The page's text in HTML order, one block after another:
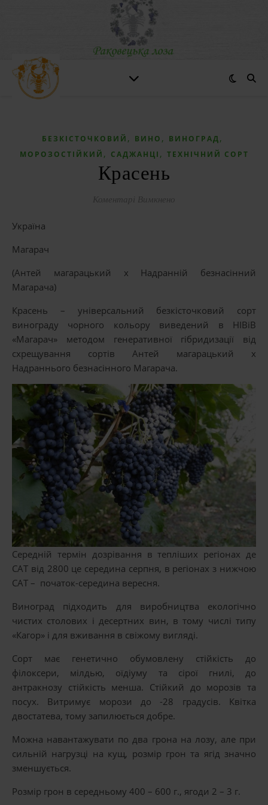
БЕЗКІСТОЧКОВИЙ , ВИНО , ВИНОГРАД,
МОРОЗОСТІЙКИЙ , САДЖАНЦІ , ТЕХНІЧНИЙ СОРТ
Красень
Коментарі Вимкнено
Україна
Магарач
(Антей магарацький х Надранній безнасінний
Магарача)
Красень – універсальний безкісточковий сорт
винограду чорного кольору виведений в НІВіВ
«Магарач» методом генеративної гібридизації від
схрещування сортів Антей магарацький х
Надраннього безнасінного Магарача.
Середній термін дозрівання в тепліших регіонах де
САТ від 2800 це середина серпня, в регіонах з нижчою
САТ – початок-середина вересня.
Виноград підходить для виробництва екологічно
чистих столових і десертних вин, в тому числі типу
«Кагор» і для вживання в свіжому вигляді.
Сорт має генетично обумовлену стійкість до
філоксери, мілдью, оїдіуму та сірої гнилі, до
антракнозу стійкість менша. Стійкий до морозів та
посух. Витримує морози до -28 градусів. Квітка
двостатева, тому запилюється добре.
Можна навантажувати по два грона на лозу, але при
сильній нагрузці на кущ, розмір грон та ягід значно
зменшується.
Розмір грон в середньому 400 – 600 г., ягоди 2 – 3 г.